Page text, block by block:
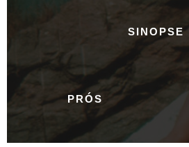
SINOPSE
PRÓS